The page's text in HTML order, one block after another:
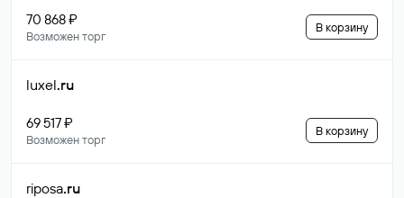
70 868 ₽
Возможен торг
В корзину
luxel.ru
69 517 ₽
Возможен торг
В корзину
riposa.ru